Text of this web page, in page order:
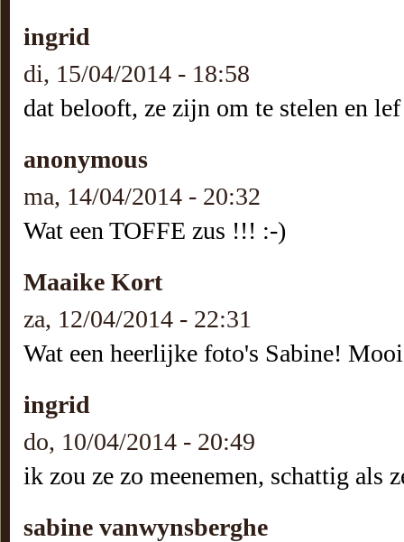
ingrid
di, 15/04/2014 - 18:58
dat belooft, ze zijn om te stelen en
anonymous
ma, 14/04/2014 - 20:32
Wat een TOFFE zus !!! :-)
Maaike Kort
za, 12/04/2014 - 22:31
Wat een heerlijke foto's Sabine!
ingrid
do, 10/04/2014 - 20:49
ik zou ze zo meenemen, schattig als
sabine vanwynsberghe